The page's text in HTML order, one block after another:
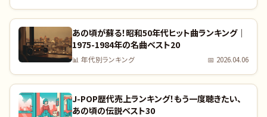
あの頃が蘇る！昭和50年代ヒット曲ランキング｜
1975-1984年の名曲ベスト20
📊 年代別ランキング 📅 2026.04.06
J-POP歴代売上ランキング！もう一度聴きたい、
あの頃の伝説ベスト30